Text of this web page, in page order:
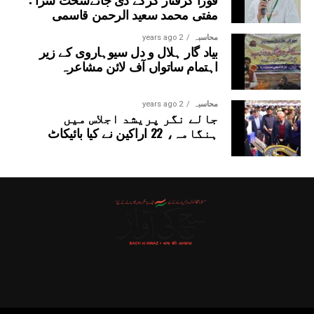
مفتی محمد سعید الرحمن قاسمی
محاسبہ 2 years ago
بیاد گار ہلال و دل سیوہاروی کے زیر
اہتمام ساتواں آف لائن مشاعرہ
محاسبہ 2 years ago
جالے نگر پریشد اجلاس میں
ہنگامہ، 22 اراکین نے کیا بائیکاٹ